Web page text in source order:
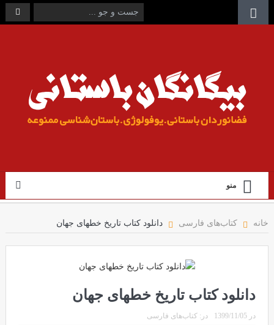
منو
خانه کتاب‌های فارسی دانلود کتاب تاریخ خطهای جهان
دانلود کتاب تاریخ خطهای جهان
در 1399/11/05 در: کتاب‌های فارسی